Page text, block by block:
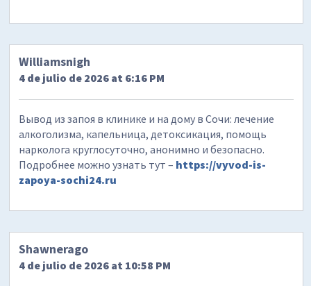
Williamsnigh
4 de julio de 2026 at 6:16 PM
Вывод из запоя в клинике и на дому в Сочи: лечение
алкоголизма, капельница, детоксикация, помощь
нарколога круглосуточно, анонимно и безопасно.
Подробнее можно узнать тут – https://vyvod-is-
zapoya-sochi24.ru
Shawnerago
4 de julio de 2026 at 10:58 PM